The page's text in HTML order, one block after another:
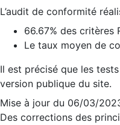
L’audit de conformité
66.67% des critères
Le taux moyen de
Il est précisé que les
version publique du site.
Mise à jour du 06/03/
Des corrections des